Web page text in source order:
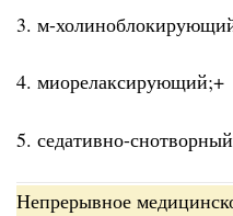
3. м-
4. миорелаксирующий;+
5. седативно-
Непрерывное